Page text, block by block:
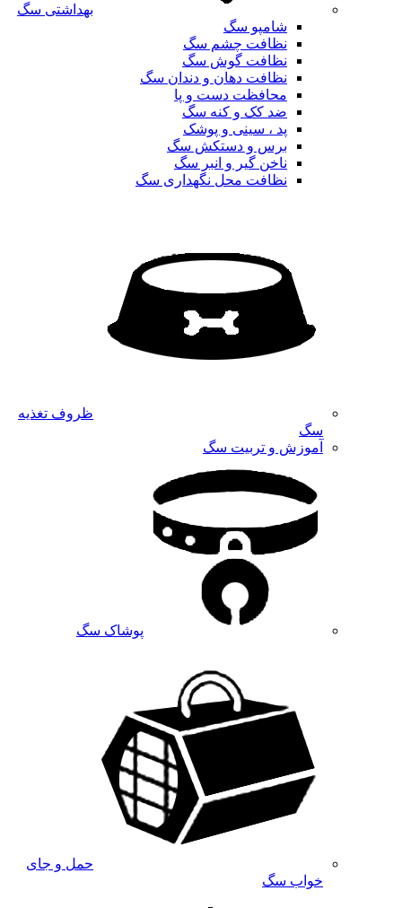
بهداشتی سگ
شامپو سگ
نظافت چشم سگ
نظافت گوش سگ
نظافت دهان و دندان سگ
محافظت دست و پا
ضد کک و کنه سگ
پد ، سینی و پوشک
برس و دستکش سگ
ناخن گیر و انبر سگ
نظافت محل نگهداری سگ
ظروف تغذیه
سگ
آموزش و تربیت سگ
پوشاک سگ
حمل و جای
خواب سگ